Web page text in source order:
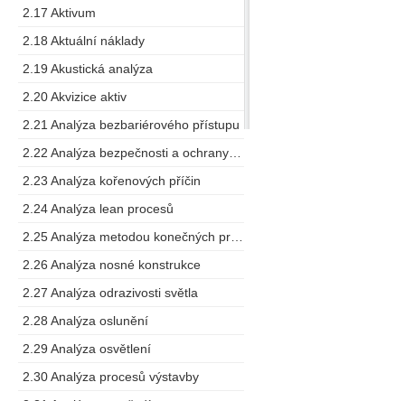
2.17 Aktivum
2.18 Aktuální náklady
2.19 Akustická analýza
2.20 Akvizice aktiv
2.21 Analýza bezbariérového přístupu
2.23 Analýza kořenových příčin
2.24 Analýza lean procesů
2.26 Analýza nosné konstrukce
2.27 Analýza odrazivosti světla
2.28 Analýza oslunění
2.29 Analýza osvětlení
2.30 Analýza procesů výstavby